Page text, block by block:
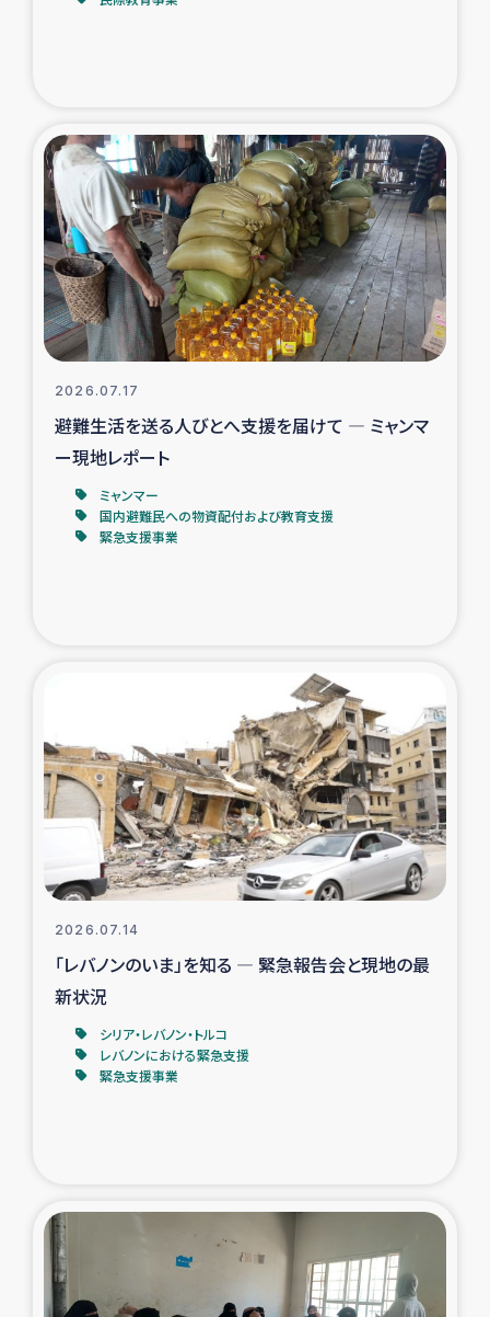
コーヒー生産者支援
アイナロ県マウベシ郡でのコーヒー畑改善事業
ベイルート大規模爆発被災者支援
女性の生計向上支援
アグロフォレストリー（カカオ）事業
2026.07.17
避難生活を送る人びとへ支援を届けて ― ミャンマ
ー現地レポート
ミャンマー
国内避難民への物資配付および教育支援
緊急支援事業
2026.07.14
「レバノンのいま」を知る ― 緊急報告会と現地の最
新状況
シリア・レバノン・トルコ
レバノンにおける緊急支援
緊急支援事業